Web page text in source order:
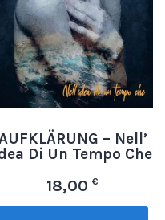
– Nell’
Di Un Tempo Che
18,00€